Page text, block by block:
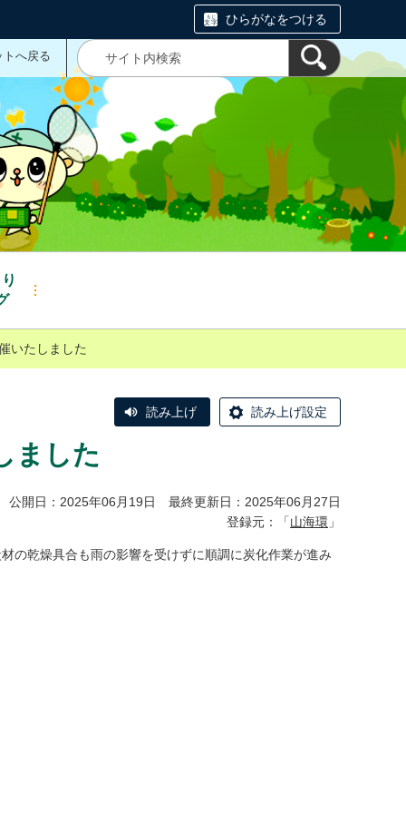
ひらがなをつける
へ戻る
いたしました
読み上げ 読み上げ設定
ました
公開日：2025年06月19日 最終更新日：2025年06月27日
登録元：「山海環 」
の乾燥具合も雨の影響を受けずに順調に炭化作業が進み